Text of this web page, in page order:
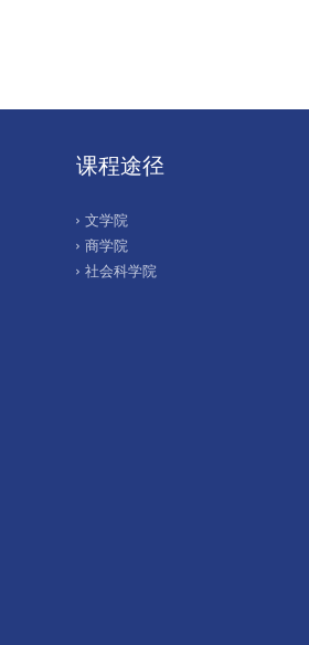
课程途径
文学院
商学院
社会科学院